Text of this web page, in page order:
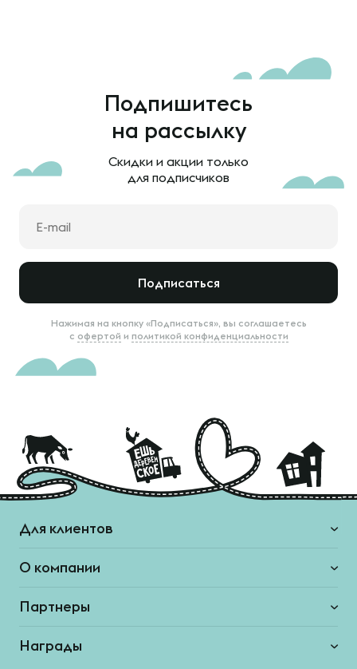
Подпишитесь
на рассылку
Скидки и акции только
для подписчиков
Подписаться
Нажимая на кнопку «Подписаться», вы соглашаетесь
с офертой и политикой конфиденциальности
Для клиентов
О компании
Партнеры
Награды